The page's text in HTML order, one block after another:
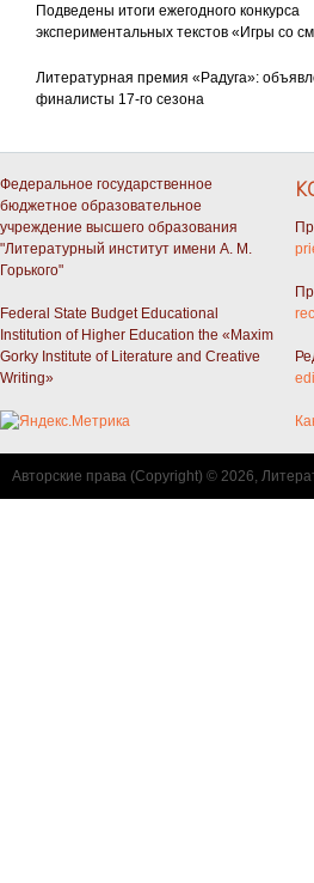
Подведены итоги ежегодного конкурса
экспериментальных текстов «Игры со
Литературная премия «Радуга»:
финалисты 17-го сезона
Федеральное государственное
бюджетное образовательное
учреждение высшего образования
"Литературный институт имени А. М.
Горького"
Federal State Budget Educational
Institution of Higher Education the «Maxim
Gorky Institute of Literature and Creative
Writing»
Авторские права (Copyright) © 2026,